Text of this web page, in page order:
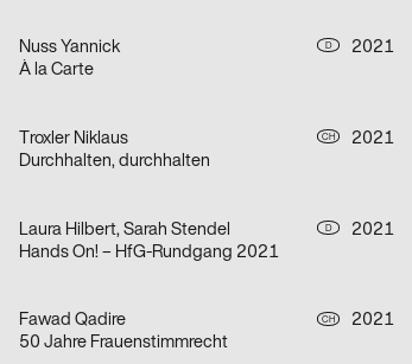
Nuss Yannick D
2021
À la Carte
Troxler Niklaus CH
2021
Durchhalten, durchhalten
Laura Hilbert, Sarah Stendel D
2021
Hands On! – HfG-Rundgang 2021
Fawad Qadire CH
2021
50 Jahre Frauenstimmrecht